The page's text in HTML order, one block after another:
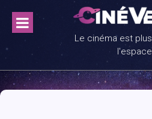
content
Le cinéma est
l'espace